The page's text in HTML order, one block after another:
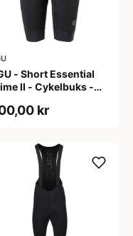
- Short Essential
II - Cykelbuks -
kr